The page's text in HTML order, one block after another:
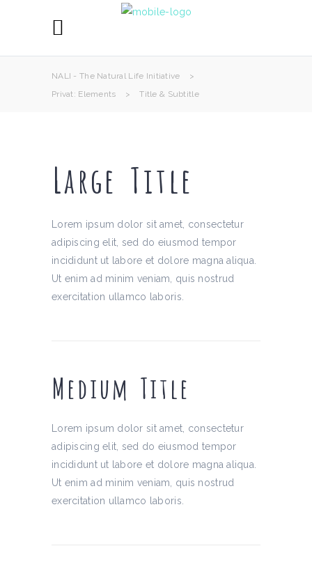
NALI - The Natural Life Initiative
>
Privat: Elements
> Title & Subtitle
Large Title
Lorem ipsum dolor sit amet, consectetur
adipiscing elit, sed do eiusmod tempor
incididunt ut labore et dolore magna aliqua.
Ut enim ad minim veniam, quis nostrud
exercitation ullamco laboris.
Medium Title
Lorem ipsum dolor sit amet, consectetur
adipiscing elit, sed do eiusmod tempor
incididunt ut labore et dolore magna aliqua.
Ut enim ad minim veniam, quis nostrud
exercitation ullamco laboris.